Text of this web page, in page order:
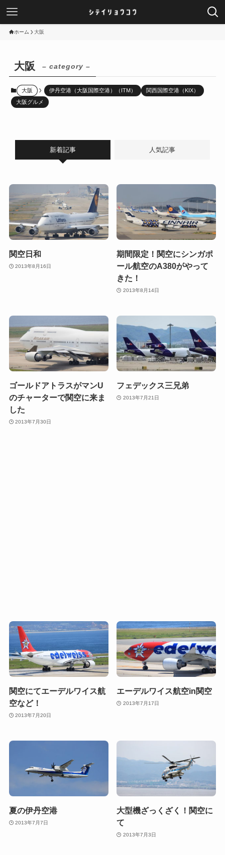
ホーム 大阪
大阪 – category –
大阪 伊丹空港（大阪国際空港）（ITM）
関西国際空港（KIX）
大阪グルメ
新着記事 人気記事
関空日和
2013年8月16日
期間限定！関空にシンガポ
ール航空のA380がやって
きた！
2013年8月14日
ゴールドアトラスがマンU
のチャーターで関空に来ま
した
2013年7月30日
フェデックス三兄弟
2013年7月21日
関空にてエーデルワイス航
空など！
2013年7月20日
エーデルワイス航空in関空
2013年7月17日
夏の伊丹空港
2013年7月7日
大型機ざっくざく！関空に
て
2013年7月3日